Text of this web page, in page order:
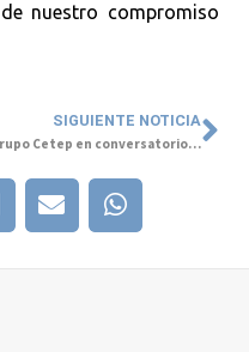
nuestro compromiso
SIGUIENTE NOTICIA
Grupo Cetep en conversatorio y feria laboral organizado por UOH